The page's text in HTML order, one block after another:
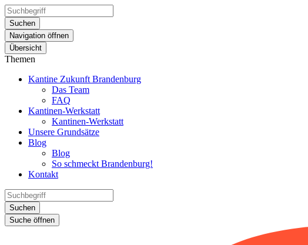
Suchen
Navigation öffnen
Übersicht
Themen
Kantine Zukunft Brandenburg
Das Team
FAQ
Kantinen-Werkstatt
Kantinen-Werkstatt
Unsere Grundsätze
Blog
Blog
So schmeckt Brandenburg!
Kontakt
Suchen
Suche öffnen